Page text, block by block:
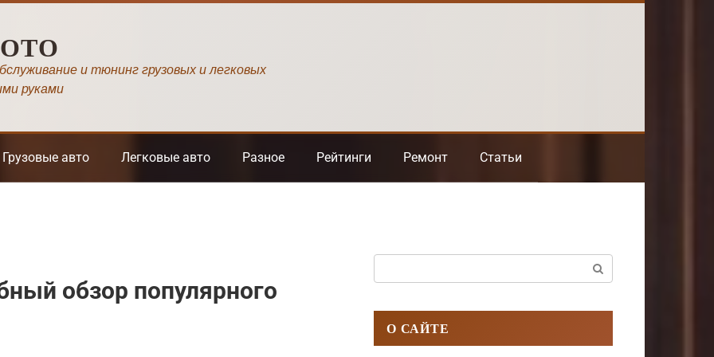
и тюнинг грузовых и легковых
руками
Грузовые авто Легковые авто Разное Рейтинги Ремонт Статьи
обзор популярного
О САЙТЕ